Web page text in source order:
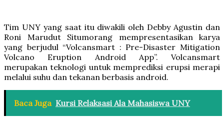
Tim UNY yang saat itu diwakili oleh Debby Agustin dan
Roni Marudut Situmorang mempresentasikan karya
yang berjudul “Volcansmart : Pre-Disaster Mitigation
Volcano Eruption Android App”. Volcansmart
merupakan teknologi untuk memprediksi erupsi merapi
melalui suhu dan tekanan berbasis android.
Baca Juga Kursi Relaksasi Ala Mahasiswa UNY